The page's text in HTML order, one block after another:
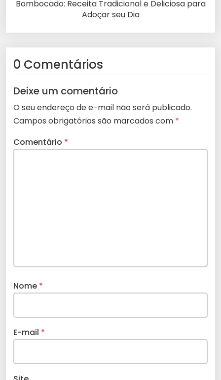
Bombocado: Receita Tradicional e Deliciosa para
Adoçar seu Dia
0 Comentários
Deixe um comentário
O seu endereço de e-mail não será publicado.
Campos obrigatórios são marcados com *
Comentário *
Nome *
E-mail *